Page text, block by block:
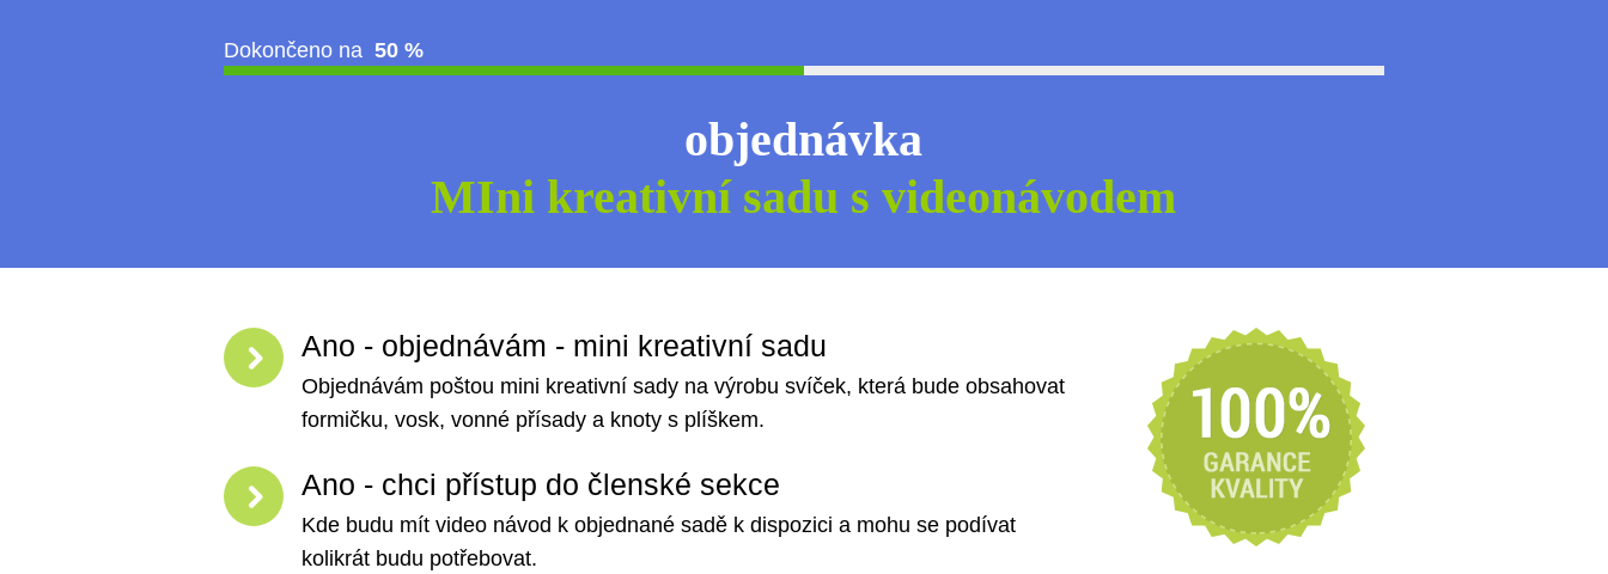
Dokončeno na 50 %
objednávka
MIni kreativní sadu s videonávodem
Ano - objednávám - mini kreativní sadu
Objednávám poštou mini kreativní sady na výrobu svíček, která bude obsahovat
formičku, vosk, vonné přísady a knoty s plíškem.
Ano - chci přístup do členské sekce
Kde budu mít video návod k objednané sadě k dispozici a mohu se podívat
kolikrát budu potřebovat.